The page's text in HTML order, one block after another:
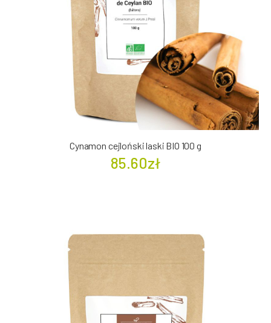
Cynamon cejloński laski BIO 100 g
85.60zł